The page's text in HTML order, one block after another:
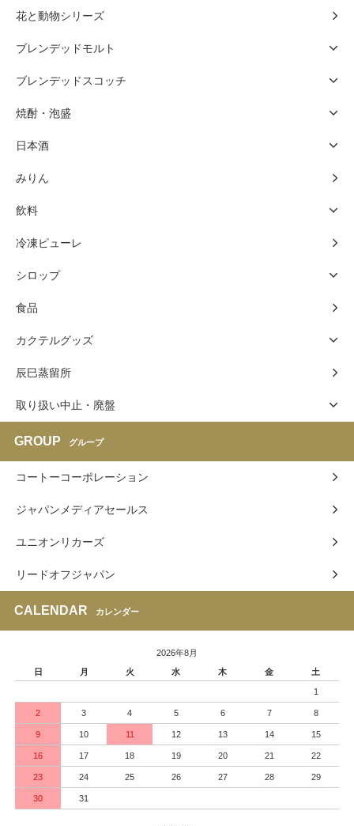
花と動物シリーズ
ブレンデッドモルト
ブレンデッドスコッチ
焼酎・泡盛
日本酒
みりん
飲料
冷凍ピューレ
シロップ
食品
カクテルグッズ
辰巳蒸留所
取り扱い中止・廃盤
GROUP グループ
コートーコーポレーション
ジャパンメディアセールス
ユニオンリカーズ
リードオフジャパン
CALENDAR カレンダー
2026年8月
日
月 火 水 木 金 土
1
2 3 4 5 6 7 8
9 10 11 12 13 14 15
16 17 18 19 20 21 22
23 24 25 26 27 28 29
30 31